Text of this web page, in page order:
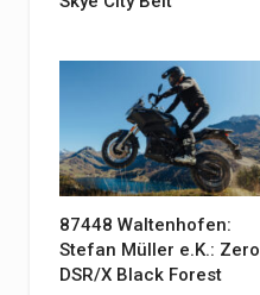
87448 Waltenhofen:
Stefan Müller e.K.: Zero
DSR/X Black Forest